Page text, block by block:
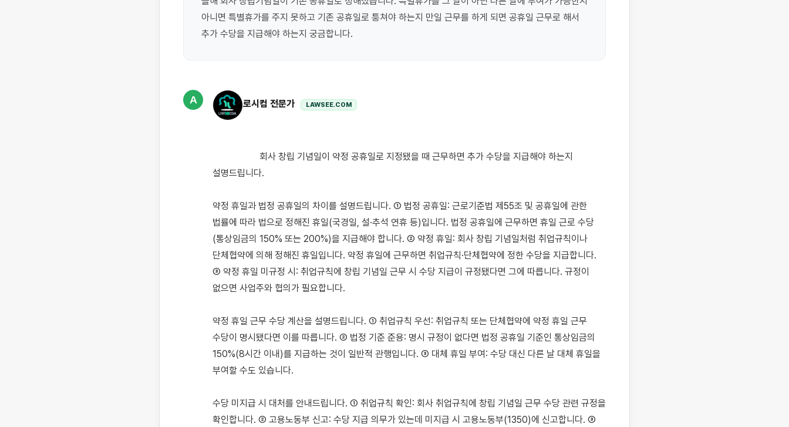
아니면 특별휴가를 주지 못하고 기존 공휴일로 퉁쳐야 하는지 만일 근무를 하게 되면 공휴일 근무로 해서
A 로시컴 전문가 LAWSEE.COM
설명드립니다.
약정 휴일과 법정 공휴일의 차이를 설명드립니다. ① 법정 공휴일: 근로기준법 제55조 및 공휴일에 관한
법률에 따라 법으로 정해진 휴일(국경일, 설·추석 연휴 등)입니다. 법정 공휴일에 근무하면 휴일 근로 수당
(통상임금의 150% 또는 200%)을 지급해야 합니다. ② 약정 휴일: 회사 창립 기념일처럼 취업규칙이나
단체협약에 의해 정해진 휴일입니다. 약정 휴일에 근무하면 취업규칙·단체협약에 정한 수당을 지급합니다.
③ 약정 휴일 미규정 시: 취업규칙에 창립 기념일 근무 시 수당 지급이 규정됐다면 그에 따릅니다. 규정이
없으면 사업주와 협의가 필요합니다.
약정 휴일 근무 수당 계산을 설명드립니다. ① 취업규칙 우선: 취업규칙 또는 단체협약에 약정 휴일 근무
수당이 명시됐다면 이를 따릅니다. ② 법정 기준 준용: 명시 규정이 없다면 법정 공휴일 기준인 통상임금의
150%(8시간 이내)를 지급하는 것이 일반적 관행입니다. ③ 대체 휴일 부여: 수당 대신 다른 날 대체 휴일을
부여할 수도 있습니다.
수당 미지급 시 대처를 안내드립니다. ① 취업규칙 확인: 회사 취업규칙에 창립 기념일 근무 수당 관련 규정을
확인합니다. ② 고용노동부 신고: 수당 지급 의무가 있는데 미지급 시 고용노동부(1350)에 신고합니다. ③